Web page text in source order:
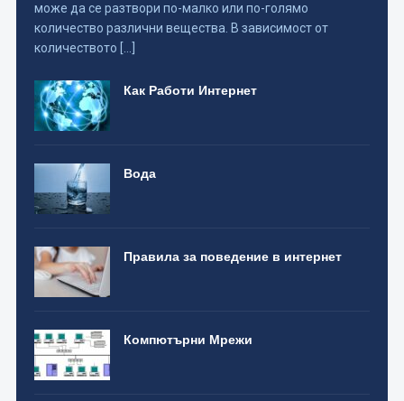
може да се разтвори по-малко или по-голямо
количество различни вещества. В зависимост от
количеството […]
Как Работи Интернет
Вода
Правила за поведение в интернет
Компютърни Мрежи